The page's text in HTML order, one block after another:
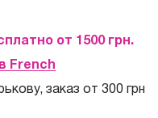
от 1500 грн.
French
заказ от 300 грн